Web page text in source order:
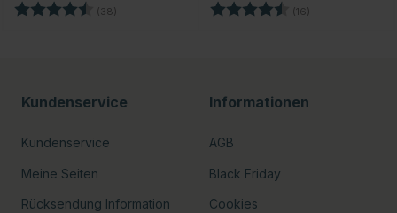
Bewertung: (38) Bewertung: (16)
Kundenservice
Kundenservice
Meine Seiten
Rücksendung Information
Informationen
AGB
Black Friday
Cookies